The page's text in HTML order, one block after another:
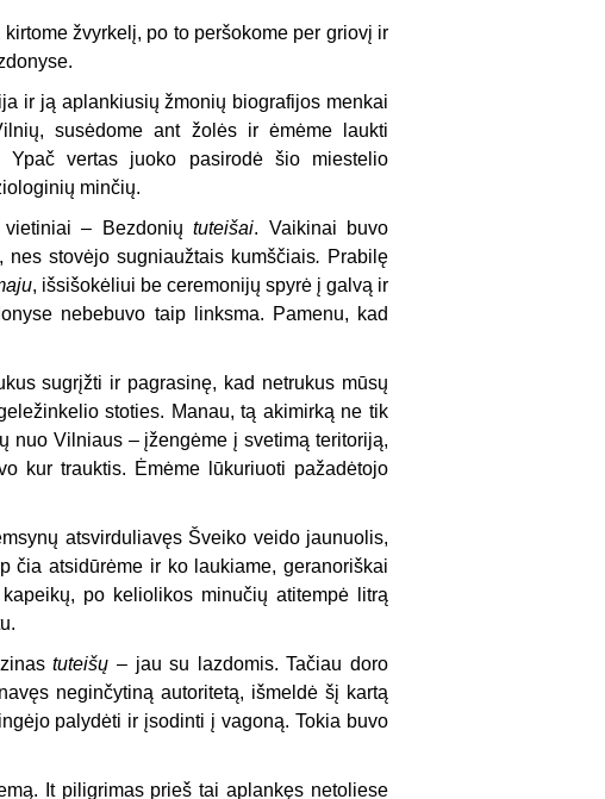
žvyrkelį, po to peršokome per griovį ir
ir ją aplankiusių žmonių biografijos menkai
susėdome ant žolės ir ėmėme laukti
Ypač vertas juoko pasirodė šio miestelio
minčių.
vietiniai – Bezdoniųtuteišai. Vaikinai buvo
stovėjo sugniaužtais kumščiais. Prabilę
, išsišokėliui be ceremonijų spyrė į galvą ir
nebebuvo taip linksma. Pamenu, kad
sugrįžti ir pagrasinę, kad netrukus mūsų
stoties. Manau, tą akimirką ne tik
nuo Vilniaus – įžengėme į svetimą teritoriją,
kur trauktis. Ėmėme lūkuriuoti pažadėtojo
atsvirduliavęs Šveiko veido jaunuolis,
čia atsidūrėme ir ko laukiame, geranoriškai
po keliolikos minučių atitempė litrą
tuteišų– jau su lazdomis. Tačiau doro
neginčytiną autoritetą, išmeldė šį kartą
palydėti ir įsodinti į vagoną. Tokia buvo
It piligrimas prieš tai aplankęs netoliese